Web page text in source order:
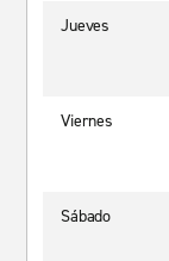
Jueves
Viernes
Sábado